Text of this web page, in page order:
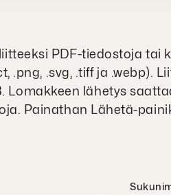
PDF-tiedostoja tai
.png, .svg, .tiff ja .webp).
Lomakkeen lähetys
Painathan Lähetä-